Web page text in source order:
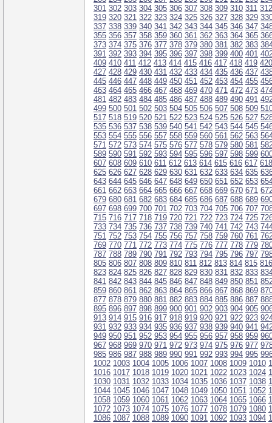
301 302 303 304 305 306 307 308 309 310 311 312
319 320 321 322 323 324 325 326 327 328 329
337 338 339 340 341 342 343 344 345 346 347
355 356 357 358 359 360 361 362 363 364 365
373 374 375 376 377 378 379 380 381 382 383
391 392 393 394 395 396 397 398 399 400 401
409 410 411 412 413 414 415 416 417 418 419 420
427 428 429 430 431 432 433 434 435 436 437
445 446 447 448 449 450 451 452 453 454 455
463 464 465 466 467 468 469 470 471 472 473
481 482 483 484 485 486 487 488 489 490 491
499 500 501 502 503 504 505 506 507 508 509
517 518 519 520 521 522 523 524 525 526 527
535 536 537 538 539 540 541 542 543 544 545
553 554 555 556 557 558 559 560 561 562 563
571 572 573 574 575 576 577 578 579 580 581
589 590 591 592 593 594 595 596 597 598 599
607 608 609 610 611 612 613 614 615 616 617 618
625 626 627 628 629 630 631 632 633 634 635
643 644 645 646 647 648 649 650 651 652 653
661 662 663 664 665 666 667 668 669 670 671
679 680 681 682 683 684 685 686 687 688 689
697 698 699 700 701 702 703 704 705 706 707
715 716 717 718 719 720 721 722 723 724 725
733 734 735 736 737 738 739 740 741 742 743
751 752 753 754 755 756 757 758 759 760 761
769 770 771 772 773 774 775 776 777 778 779
787 788 789 790 791 792 793 794 795 796 797
805 806 807 808 809 810 811 812 813 814 815 816
823 824 825 826 827 828 829 830 831 832 833
841 842 843 844 845 846 847 848 849 850 851
859 860 861 862 863 864 865 866 867 868 869
877 878 879 880 881 882 883 884 885 886 887
895 896 897 898 899 900 901 902 903 904 905
913 914 915 916 917 918 919 920 921 922 923
931 932 933 934 935 936 937 938 939 940 941
949 950 951 952 953 954 955 956 957 958 959
967 968 969 970 971 972 973 974 975 976 977
985 986 987 988 989 990 991 992 993 994 995
1002 1003 1004 1005 1006 1007 1008 1009 1010
1016 1017 1018 1019 1020 1021 1022 1023 1024
1030 1031 1032 1033 1034 1035 1036 1037 1038
1044 1045 1046 1047 1048 1049 1050 1051 1052
1058 1059 1060 1061 1062 1063 1064 1065 1066
1072 1073 1074 1075 1076 1077 1078 1079 1080
1086 1087 1088 1089 1090 1091 1092 1093 1094